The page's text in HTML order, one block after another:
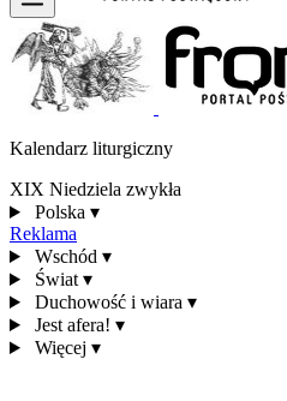
Kalendarz liturgiczny
XIX Niedziela zwykła
Polska ▾
Reklama
Wschód ▾
Świat ▾
Duchowość i wiara ▾
Jest afera! ▾
Więcej ▾